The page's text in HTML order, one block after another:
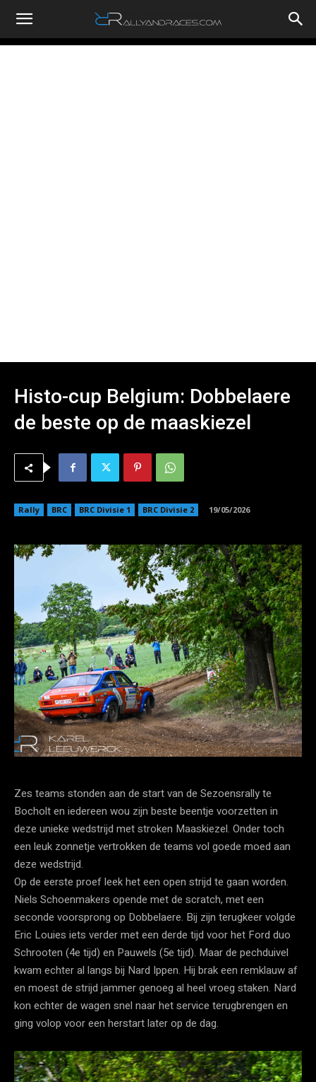
RallyandRaces.com
Histo-cup Belgium: Dobbelaere
de beste op de maaskiezel
Rally BRC BRC Divisie 1 BRC Divisie 2 19/05/2026
Zes teams stonden aan de start van de Sezoensrally te
Bocholt en iedereen wou zijn beste beentje voorzetten in
deze unieke wedstrijd met stroken Maaskiezel. Onder toch
een leuk zonnetje vertrokken de teams vol goede moed aan
deze wedstrijd.
Op de eerste proef leek het een open strijd te gaan worden.
Niels Schoenmakers opende met de scratch, met een
seconde voorsprong op Dobbelaere. Bij zijn terugkeer volgde
Eric Louies iets verder met een derde tijd voor het Ford duo
Schrooten (4e tijd) en Pauwels (5e tijd). Maar de pechduivel
kwam echter al langs bij Nard Ippen. Hij brak een remklauw af
en moest de strijd jammer genoeg al heel vroeg staken. Nard
kon echter de wagen snel naar het service terugbrengen en
ging volop voor een herstart later op de dag.